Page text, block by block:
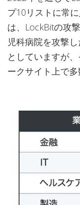
プ10リストに常
は、LockBitの攻
児科病院を攻撃
としていますが
ークサイト上で多